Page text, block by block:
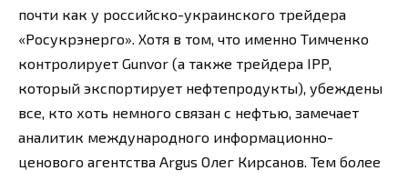
почти как у российско-украинского трейдера
«Росукрэнерго». Хотя в том, что именно Тимченко
контролирует Gunvor (а также трейдера IPP,
который экспортирует нефтепродукты), убеждены
все, кто хоть немного связан с нефтью, замечает
аналитик международного информационно-
ценового агентства Argus Олег Кирсанов. Тем более